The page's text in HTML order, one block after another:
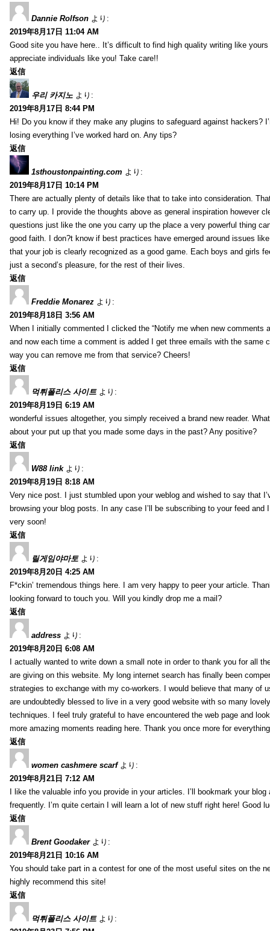
Dannie Rolfson より:
2019年8月17日 11:04 AM
Good site you have here.. It’s difficult to find high quality writing like
appreciate individuals like you! Take care!!
返信
우리 카지노 より:
2019年8月17日 8:44 PM
Hi! Do you know if they make any plugins to safeguard against hackers?
losing everything I’ve worked hard on. Any tips?
返信
1sthoustonpainting.com より:
2019年8月17日 10:14 PM
There are actually plenty of details like that to take into consideration.
to carry up. I provide the thoughts above as general inspiration however
questions just like the one you carry up the place a very powerful thing
good faith. I don?t know if best practices have emerged around issues
that your job is clearly recognized as a good game. Each boys and girls
just a second’s pleasure, for the rest of their lives.
返信
Freddie Monarez より:
2019年8月18日 3:56 AM
When I initially commented I clicked the “Notify me when new comments
and now each time a comment is added I get three emails with the same
way you can remove me from that service? Cheers!
返信
먹튀폴리스 사이트 より:
2019年8月19日 6:19 AM
wonderful issues altogether, you simply received a brand new reader.
about your put up that you made some days in the past? Any positive?
返信
W88 link より:
2019年8月19日 8:18 AM
Very nice post. I just stumbled upon your weblog and wished to say that
browsing your blog posts. In any case I’ll be subscribing to your feed and
very soon!
返信
릴게임야마토 より:
2019年8月20日 4:25 AM
F*ckin’ tremendous things here. I am very happy to peer your article.
looking forward to touch you. Will you kindly drop me a mail?
返信
address より:
2019年8月20日 6:08 AM
I actually wanted to write down a small note in order to thank you for all
are giving on this website. My long internet search has finally been
strategies to exchange with my co-workers. I would believe that many of
are undoubtedly blessed to live in a very good website with so many
techniques. I feel truly grateful to have encountered the web page and
more amazing moments reading here. Thank you once more for
返信
women cashmere scarf より:
2019年8月21日 7:12 AM
I like the valuable info you provide in your articles. I’ll bookmark your blog
frequently. I’m quite certain I will learn a lot of new stuff right here! Good
返信
Brent Goodaker より:
2019年8月21日 10:16 AM
You should take part in a contest for one of the most useful sites on the
highly recommend this site!
返信
먹튀폴리스 사이트 より: